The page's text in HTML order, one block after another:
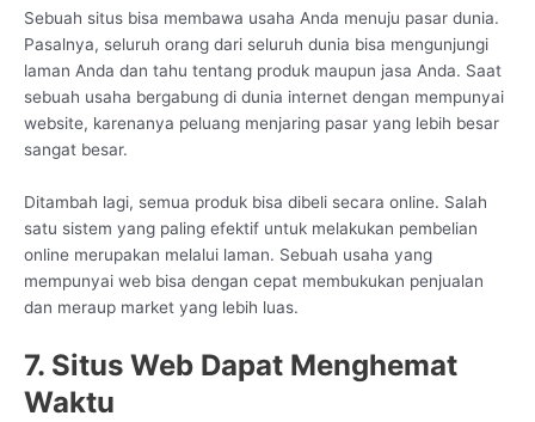
Sebuah situs bisa membawa usaha Anda menuju pasar dunia.
Pasalnya, seluruh orang dari seluruh dunia bisa mengunjungi
laman Anda dan tahu tentang produk maupun jasa Anda. Saat
sebuah usaha bergabung di dunia internet dengan mempunyai
website, karenanya peluang menjaring pasar yang lebih besar
sangat besar.
Ditambah lagi, semua produk bisa dibeli secara online. Salah
satu sistem yang paling efektif untuk melakukan pembelian
online merupakan melalui laman. Sebuah usaha yang
mempunyai web bisa dengan cepat membukukan penjualan
dan meraup market yang lebih luas.
7. Situs Web Dapat Menghemat
Waktu